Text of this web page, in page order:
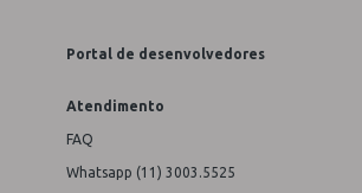
Portal de desenvolvedores
Atendimento
FAQ
Whatsapp (11) 3003.5525